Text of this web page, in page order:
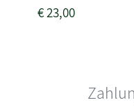
€23,00